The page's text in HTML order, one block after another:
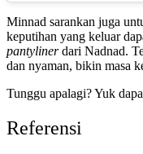
Minnad sarankan juga
keputihan yang keluar
pantylinerdari Nadnad.
dan nyaman, bikin masa
Tunggu apalagi? Yuk
Referensi